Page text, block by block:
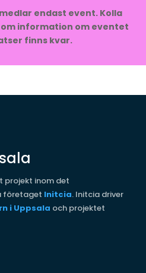
endast event. Kolla
information om eventet
finns kvar.
projekt inom det
företaget Initcia. Initcia driver
i Uppsala och projektet